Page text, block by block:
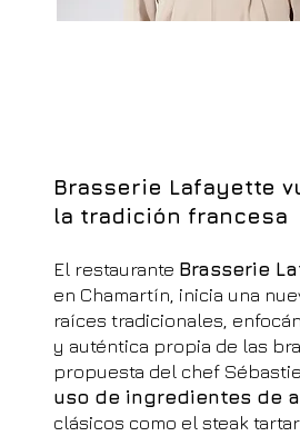
Brasserie Lafayette
la tradición francesa
El restaurante Brasserie
en Chamartín, inicia una
raíces tradicionales,
y auténtica propia de las
propuesta del chef
uso de ingredientes de
clásicos como el steak